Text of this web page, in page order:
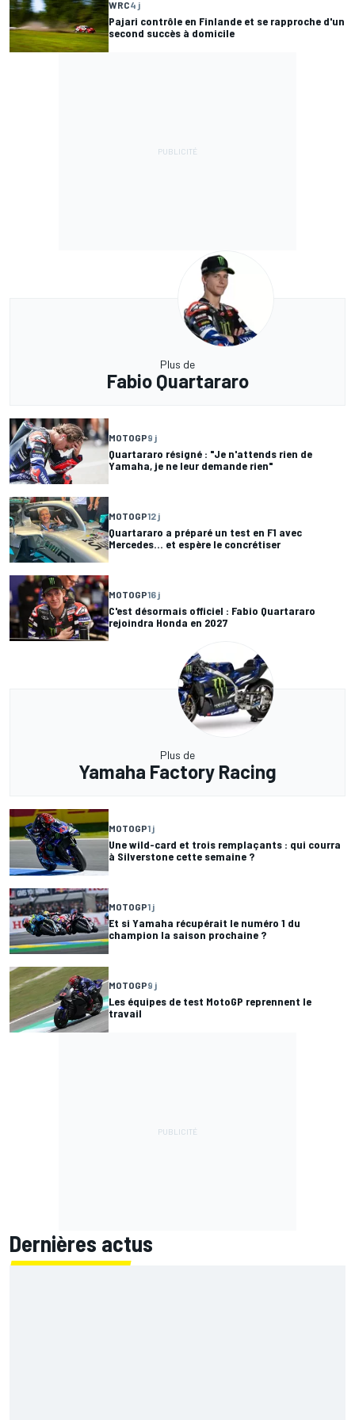
WRC4 j
Pajari contrôle en Finlande et se rapproche d'un
second succès à domicile
Plus de
Fabio Quartararo
MOTOGP9 j
Quartararo résigné : "Je n'attends rien de
Yamaha, je ne leur demande rien"
MOTOGP12 j
Quartararo a préparé un test en F1 avec
Mercedes... et espère le concrétiser
MOTOGP16 j
C'est désormais officiel : Fabio Quartararo
rejoindra Honda en 2027
Plus de
Yamaha Factory Racing
MOTOGP1 j
Une wild-card et trois remplaçants : qui courra
à Silverstone cette semaine ?
MOTOGP1 j
Et si Yamaha récupérait le numéro 1 du
champion la saison prochaine ?
MOTOGP9 j
Les équipes de test MotoGP reprennent le
travail
Dernières actus